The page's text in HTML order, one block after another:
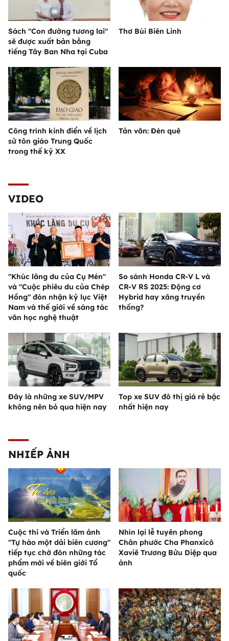
Sách "Con đường tương lai"
sẽ được xuất bản bằng
tiếng Tây Ban Nha tại Cuba
Thơ Bùi Biên Linh
Công trình kinh điển về lịch
sử tôn giáo Trung Quốc
trong thế kỷ XX
Tản văn: Đèn quê
VIDEO
"Khúc lãng du của Cụ Mén"
và "Cuộc phiêu du của Chép
Hồng" đón nhận kỷ lục Việt
Nam và thế giới về sáng tác
văn học nghệ thuật
So sánh Honda CR-V L và
CR-V RS 2025: Động cơ
Hybrid hay xăng truyền
thống?
Đây là những xe SUV/MPV
không nên bỏ qua hiện nay
Top xe SUV đô thị giá rẻ bậc
nhất hiện nay
NHIẾP ẢNH
Cuộc thi và Triển lãm ảnh
"Tự hào một dải biên cương"
tiếp tục chờ đón những tác
phẩm mới về biên giới Tổ
quốc
Nhìn lại lễ tuyên phong
Chân phước Cha Phanxicô
Xaviê Trương Bửu Diệp qua
ảnh